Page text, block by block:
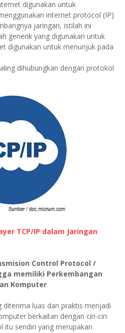
digunakan untuk
internet protocol (IP)
jaringan, istilah ini
generik yang digunakan untuk
digunakan untuk menunjuk pada
dihubungkan dengan protokol
TCP/IP dalam Jaringan
Control Protocol /
memiliki Perkembangan
Komputer
diterima luas dan praktis menjadi
berkaitan dengan ciri-ciri
itu sendiri yang merupakan